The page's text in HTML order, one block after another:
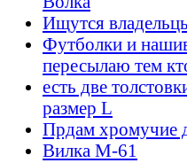
Ищутся
Футболки и
пересылаю тем
есть две
размер L
Прдам хромучие
Вилка М-61